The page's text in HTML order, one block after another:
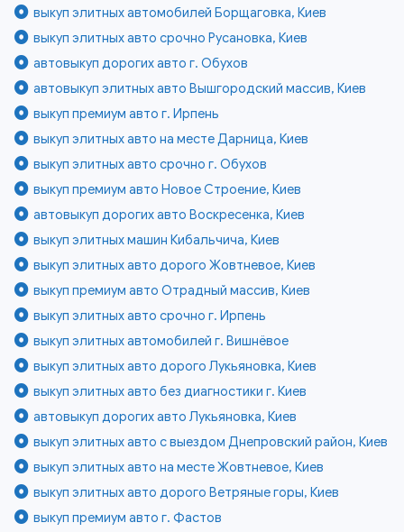
выкуп элитных автомобилей Борщаговка, Киев
выкуп элитных авто срочно Русановка, Киев
автовыкуп дорогих авто г. Обухов
автовыкуп элитных авто Вышгородский массив, Киев
выкуп премиум авто г. Ирпень
выкуп элитных авто на месте Дарница, Киев
выкуп элитных авто срочно г. Обухов
выкуп премиум авто Новое Строение, Киев
автовыкуп дорогих авто Воскресенка, Киев
выкуп элитных машин Кибальчича, Киев
выкуп элитных авто дорого Жовтневое, Киев
выкуп премиум авто Отрадный массив, Киев
выкуп элитных авто срочно г. Ирпень
выкуп элитных автомобилей г. Вишнёвое
выкуп элитных авто дорого Лукьяновка, Киев
выкуп элитных авто без диагностики г. Киев
автовыкуп дорогих авто Лукьяновка, Киев
выкуп элитных авто с выездом Днепровский район, Киев
выкуп элитных авто на месте Жовтневое, Киев
выкуп элитных авто дорого Ветряные горы, Киев
выкуп премиум авто г. Фастов